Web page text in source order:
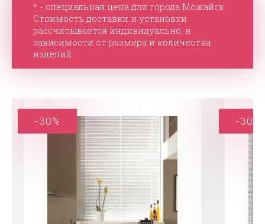
* - специальная цена для города Можайск.
Стоимость доставки и установки
рассчитывается индивидуально, в
зависимости от размера и количества
изделий.
-30% -30%